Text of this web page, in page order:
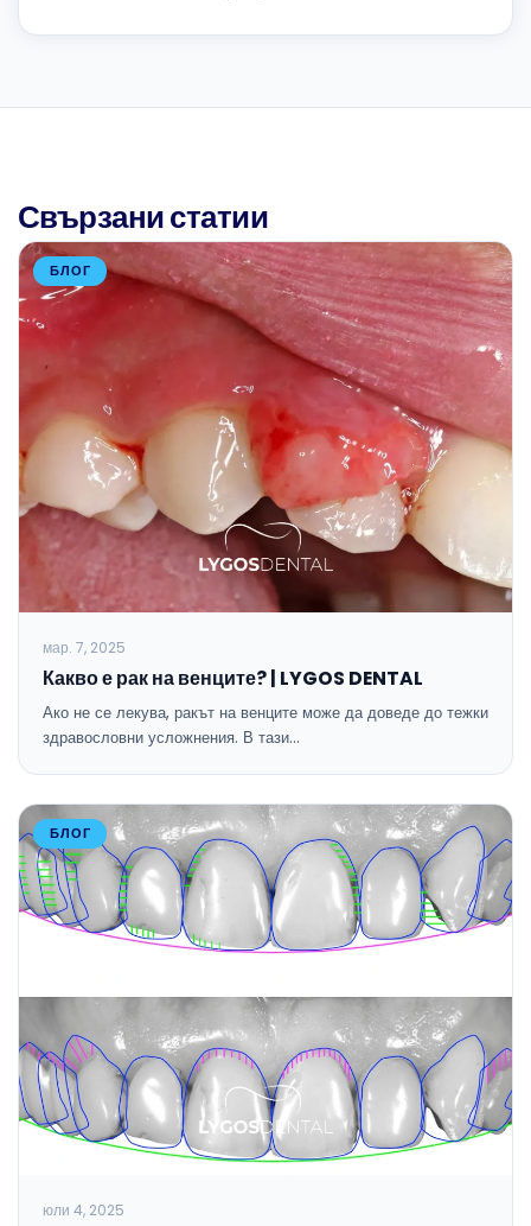
Свързани статии
БЛОГ
мар. 7, 2025
Какво е рак на венците? | LYGOS DENTAL
Ако не се лекува, ракът на венците може да доведе до тежки
здравословни усложнения. В тази…
БЛОГ
юли 4, 2025